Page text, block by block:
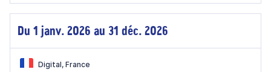
Du 1 janv. 2026 au 31 déc. 2026
Digital, France